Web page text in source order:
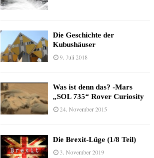
Die Geschichte der
Kubushäuser
9. Juli 2018
Was ist denn das? -Mars
„SOL 735“ Rover Curiosity
24. November 2015
Die Brexit-Lüge (1/8 Teil)
3. November 2019